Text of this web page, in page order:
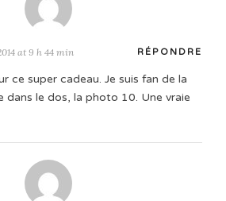
at 9 h 44 min RÉPONDRE
ce super cadeau. Je suis fan de la
dans le dos, la photo 10. Une vraie